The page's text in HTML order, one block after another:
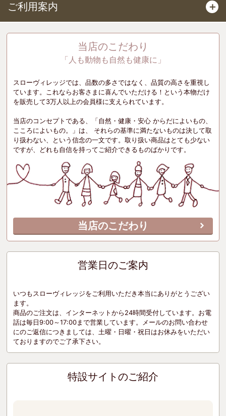
ご利用案内 ＋
当店のこだわり
「人も動物も自然も健康に」
スローヴィレッジでは、品数の多さではなく、品質の高さを重視し
ています。これならお客さまに喜んでいただける！という本物だけ
を販売して3万人以上の会員様に支えられています。
当店のコンセプトである、「自然・健康・安心 からだによいもの、
こころによいもの。」は、 それらの基準に満たないものは決して取
り扱わない、という信念の一文です。取り扱い商品はとても少ない
ですが、どれも自信を持ってご紹介できるものばかりです。
当店のこだわり
営業日のご案内
いつもスローヴィレッジをご利用いただき本当にありがとうござい
ます。
商品のご注文は、インターネットから24時間受付しています。お電
話は毎日9:00～17:00まで営業しています。メールのお問い合わせ
にのご返信につきましては、土曜・日曜・祝日はお休みをいただい
ておりますのでご了承下さい。
特設サイトのご紹介